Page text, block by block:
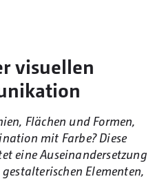
visuellen
Flächen und Formen,
mit Farbe? Diese
eine Auseinandersetzung
Elementen,